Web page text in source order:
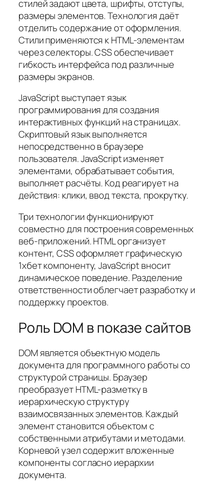
стилей задают цвета, шрифты, отступы,
размеры элементов. Технология даёт
отделить содержание от оформления.
Стили применяются к HTML-элементам
через селекторы. CSS обеспечивает
гибкость интерфейса под различные
размеры экранов.
JavaScript выступает язык
программирования для создания
интерактивных функций на страницах.
Скриптовый язык выполняется
непосредственно в браузере
пользователя. JavaScript изменяет
элементами, обрабатывает события,
выполняет расчёты. Код реагирует на
действия: клики, ввод текста, прокрутку.
Три технологии функционируют
совместно для построения современных
веб-приложений. HTML организует
контент, CSS оформляет графическую
1хбет компоненту, JavaScript вносит
динамическое поведение. Разделение
ответственности облегчает разработку и
поддержку проектов.
Роль DOM в показе сайтов
DOM является объектную модель
документа для программного работы со
структурой страницы. Браузер
преобразует HTML-разметку в
иерархическую структуру
взаимосвязанных элементов. Каждый
элемент становится объектом с
собственными атрибутами и методами.
Корневой узел содержит вложенные
компоненты согласно иерархии
документа.